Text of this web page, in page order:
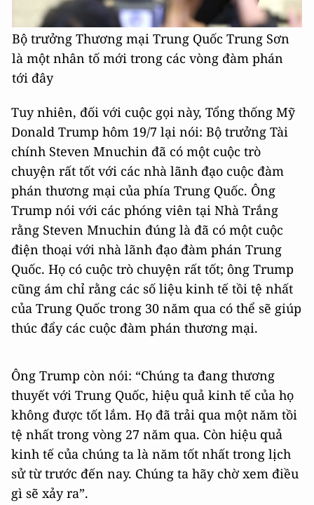
Bộ trưởng Thương mại Trung Quốc Trung Sơn
là một nhân tố mới trong các vòng đàm phán
tới đây
Tuy nhiên, đối với cuộc gọi này, Tổng thống Mỹ
Donald Trump hôm 19/7 lại nói: Bộ trưởng Tài
chính Steven Mnuchin đã có một cuộc trò
chuyện rất tốt với các nhà lãnh đạo cuộc đàm
phán thương mại của phía Trung Quốc. Ông
Trump nói với các phóng viên tại Nhà Trắng
rằng Steven Mnuchin đúng là đã có một cuộc
điện thoại với nhà lãnh đạo đàm phán Trung
Quốc. Họ có cuộc trò chuyện rất tốt; ông Trump
cũng ám chỉ rằng các số liệu kinh tế tồi tệ nhất
của Trung Quốc trong 30 năm qua có thể sẽ giúp
thúc đẩy các cuộc đàm phán thương mại.
Ông Trump còn nói: “Chúng ta đang thương
thuyết với Trung Quốc, hiệu quả kinh tế của họ
không được tốt lắm. Họ đã trải qua một năm tồi
tệ nhất trong vòng 27 năm qua. Còn hiệu quả
kinh tế của chúng ta là năm tốt nhất trong lịch
sử từ trước đến nay. Chúng ta hãy chờ xem điều
gì sẽ xảy ra”.